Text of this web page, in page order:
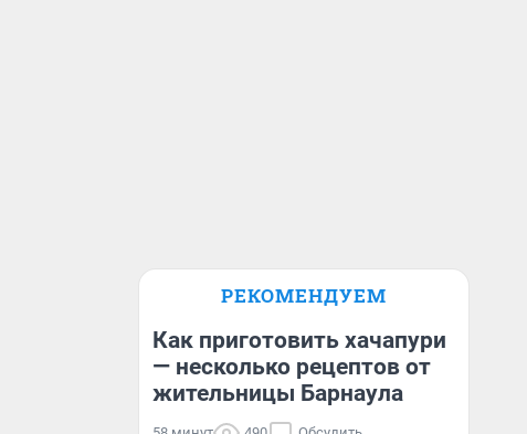
РЕКОМЕНДУЕМ
Как приготовить хачапури
— несколько рецептов от
жительницы Барнаула